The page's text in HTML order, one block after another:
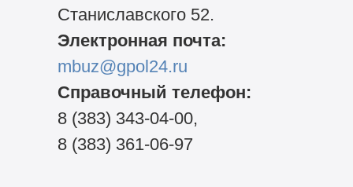
Станиславского 52.
Электронная почта:
mbuz@gpol24.ru
Справочный телефон:
8 (383) 343-04-00,
8 (383) 361-06-97